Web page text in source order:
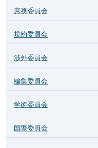
庶務委員会
規約委員会
渉外委員会
編集委員会
学術委員会
国際委員会